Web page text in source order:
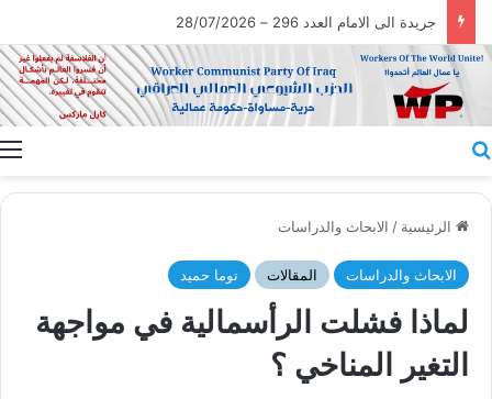
جريدة الى الامام العدد 296 – 28/07/2026
الرئيسية / الابحاث والدراسات
الابحاث والدراسات المقالات توما حميد
لماذا فشلت الرأسمالية في مواجهة
التغير المناخي ؟